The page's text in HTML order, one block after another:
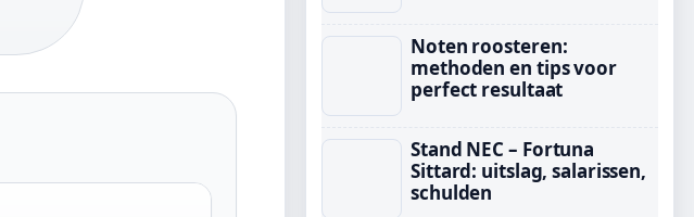
Noten roosteren:
methoden en tips voor
perfect resultaat
Stand NEC – Fortuna
Sittard: uitslag, salarissen,
schulden